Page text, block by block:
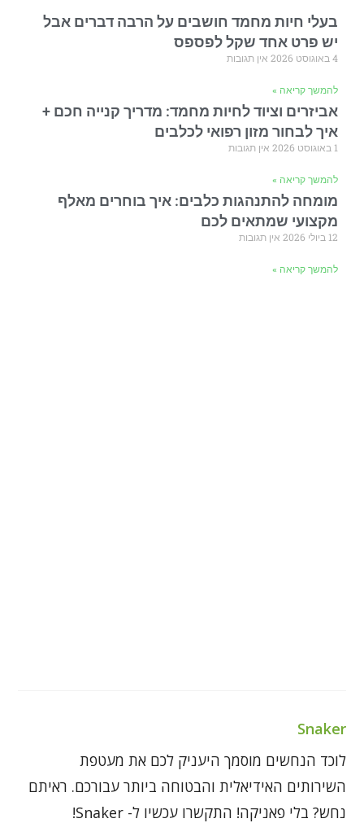
בעלי חיות מחמד חושבים על הרבה דברים אבל
יש פרט אחד שקל לפספס
4 באוגוסט 2026 אין תגובות
להמשך קריאה »
אביזרים וציוד לחיות מחמד: מדריך קנייה חכם +
איך לבחור מזון רפואי לכלבים
1 באוגוסט 2026 אין תגובות
להמשך קריאה »
מומחה להתנהגות כלבים: איך בוחרים מאלף
מקצועי שמתאים לכם
12 ביולי 2026 אין תגובות
להמשך קריאה »
Snaker
לוכד הנחשים מוסמך היעניק לכם את מעטפת
השירותים האידיאלית והבטוחה ביותר עבורכם. ראיתם
נחש? בלי פאניקה! התקשרו עכשיו ל- Snaker!